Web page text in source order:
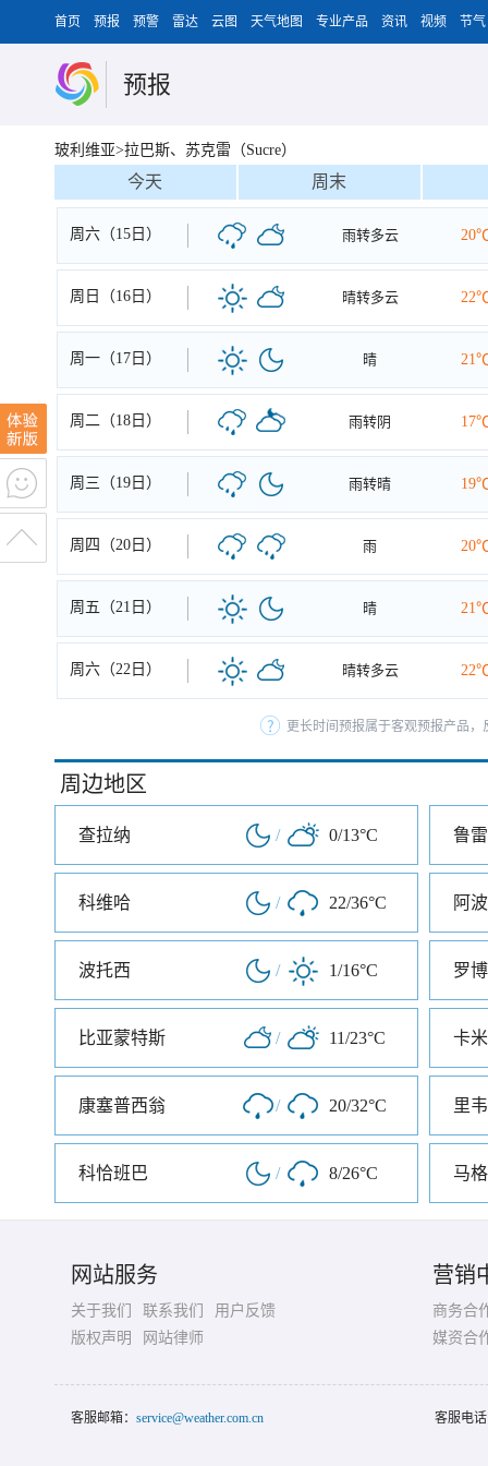
首页 预报 预警 雷达 云图 天气地图 专业产品 资讯 视频 节气
预报
玻利维亚>拉巴斯、苏克雷（Sucre）
今天 周末
周六（15日） 雨转多云
周日（16日） 晴转多云
周一（17日） 晴
周二（18日） 雨转阴
周三（19日） 雨转晴
周四（20日） 雨
周五（21日） 晴
周六（22日） 晴转多云
更长时间预报属于客观预报产品
周边地区
查拉纳 / 0/13°C 鲁
科维哈 / 22/36°C 阿
波托西 / 1/16°C 罗
比亚蒙特斯 / 11/23°C 卡
康塞普西翁 / 20/32°C 里
科恰班巴 / 8/26°C 马
网站服务
关于我们 联系我们
用户反馈
版权声明
网站律师
营销
商务合
媒资合
客服邮箱： service@weather.com.cn 客服电